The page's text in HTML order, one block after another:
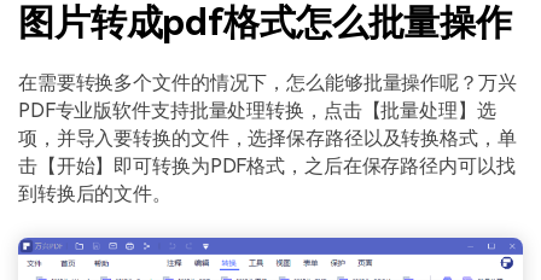
图片转成pdf格式怎么批量操作
在需要转换多个文件的情况下，怎么能够批量操作呢？万兴
PDF专业版软件支持批量处理转换，点击【批量处理】选
项，并导入要转换的文件，选择保存路径以及转换格式，单
击【开始】即可转换为PDF格式，之后在保存路径内可以找
到转换后的文件。